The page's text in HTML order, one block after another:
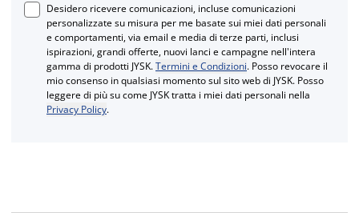
Desidero ricevere comunicazioni, incluse comunicazioni
personalizzate su misura per me basate sui miei dati personali
e comportamenti, via email e media di terze parti, inclusi
ispirazioni, grandi offerte, nuovi lanci e campagne nell'intera
gamma di prodotti JYSK.Termini e Condizioni. Posso revocare il
mio consenso in qualsiasi momento sul sito web di JYSK. Posso
leggere di più su come JYSK tratta i miei dati personali nella
Privacy Policy.